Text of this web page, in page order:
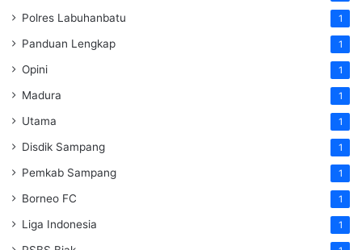
Polres Labuhanbatu 1
Panduan Lengkap 1
Opini 1
Madura 1
Utama 1
Disdik Sampang 1
Pemkab Sampang 1
Borneo FC 1
Liga Indonesia 1